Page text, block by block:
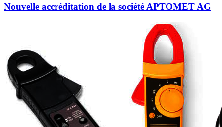
Nouvelle accréditation de la société APTOMET AG